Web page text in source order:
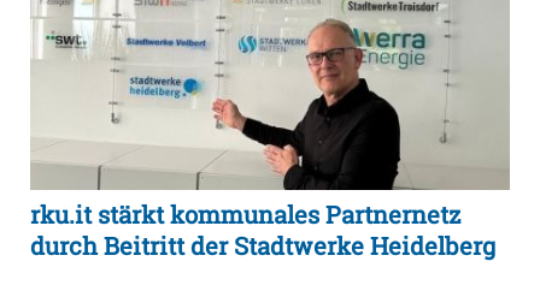
rku.it stärkt kommunales Partnernetz
durch Beitritt der Stadtwerke Heidelberg